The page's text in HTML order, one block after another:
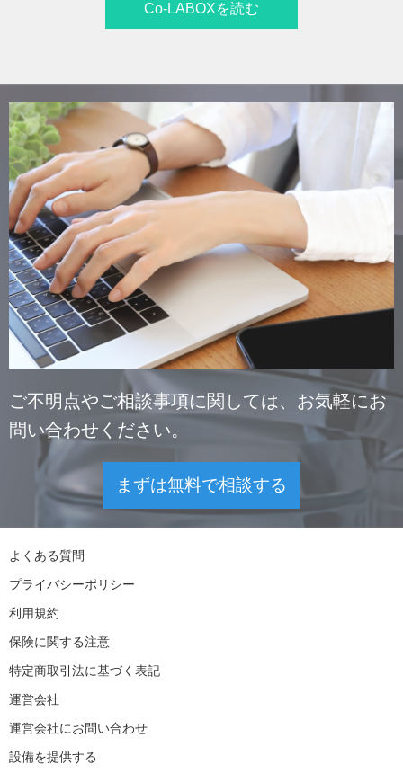
Co-LABOXを読む
ご不明点やご相談事項に関しては、お気軽にお
問い合わせください。
まずは無料で相談する
よくある質問
プライバシーポリシー
利用規約
保険に関する注意
特定商取引法に基づく表記
運営会社
運営会社にお問い合わせ
設備を提供する